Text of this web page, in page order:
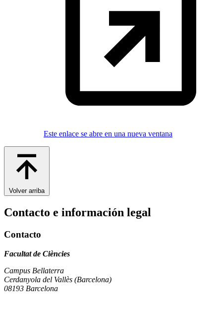
Este enlace se abre en una nueva ventana
Volver arriba
Contacto e información legal
Contacto
Facultat de Ciències
Campus Bellaterra
Cerdanyola del Vallès (Barcelona)
08193 Barcelona